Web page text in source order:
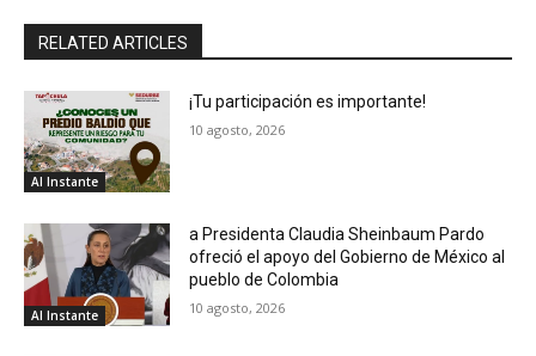
RELATED ARTICLES
Al Instante
¡Tu participación es importante!
10 agosto, 2026
Al Instante
a Presidenta Claudia Sheinbaum Pardo
ofreció el apoyo del Gobierno de México al
pueblo de Colombia
10 agosto, 2026